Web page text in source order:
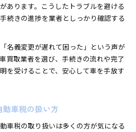
あります。こうしたトラブルを避ける
続きの進捗を業者としっかり確認する
名義変更が遅れて困った」という声が
買取業者を選び、手続きの流れや完了
を受けることで、安心して車を手放す
車税の扱い方
車税の取り扱いは多くの方が気になる